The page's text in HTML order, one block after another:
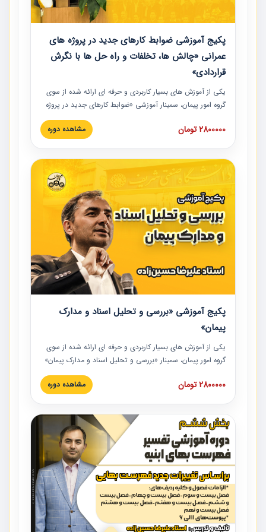
پکیج آموزشی ضوابط کارهای جدید در پروژه های
عمرانی «چالش ها، تخلفات و راه حل ها با نگرش
قراردادی»
یکی از آموزش‏‏‏‏‏‏ های بسیار کاربردی و حرفه‏ ای ارائه شده از سوی
گروه امور پیمان، سمینار آموزشی «ضوابط کارهای جدید در پروژه
های عمرانی» چالش ها، تخلفات و راه حل ها با نگرش قراردادی
است که در محل سندیکای شرکت های ساختمانی کشور ارائه شد.
مدارک پیمان به همراه تجربیات عملی ارائه شده است.
2800000 تومان مشاهده دوره
پکیج آموزشی «بررسی و تحلیل اسناد و مدارک
پیمان»
یکی از آموزش‏‏‏‏‏‏ های بسیار کاربردی و حرفه‏ ای ارائه شده از سوی
گروه امور پیمان، سمینار «بررسی و تحلیل اسناد و مدارک پیمان»
است که در دانشگاه صنعتی شریف ارائه شد. در این آموزش
نکات کلیدی مربوط به اسناد و مدارک پیمان، اولویت بندی اسناد
پیمان به همراه تجربیات عملی در این خصوص ارائه شده است.
2800000 تومان مشاهده دوره